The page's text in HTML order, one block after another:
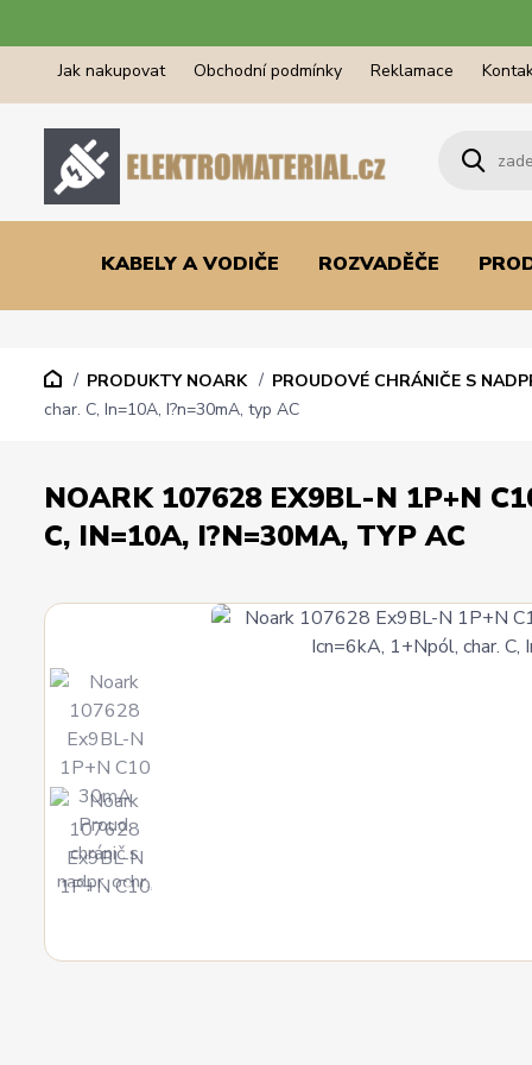
Jak nakupovat Obchodní podmínky Reklamace
KABELY A VODIČE ROZVADĚČE
PRODUKTY NOARK PROUDOVÉ CHRÁNIČE S
char. C, In=10A, I?n=30mA, typ AC
NOARK 107628 EX9BL-N 1P+N
C, IN=10A, I?N=30MA, TYP AC